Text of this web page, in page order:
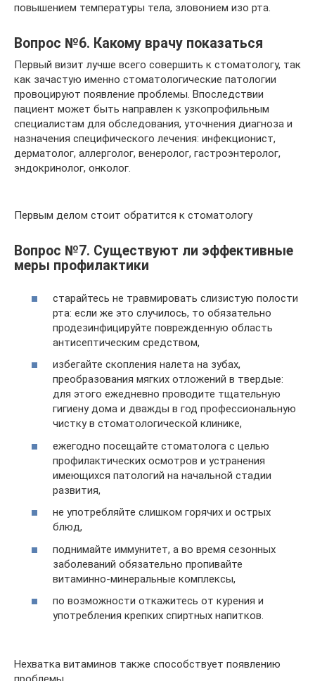
повышением температуры тела, зловонием изо рта.
Вопрос №6. Какому врачу показаться
Первый визит лучше всего совершить к стоматологу, так
как зачастую именно стоматологические патологии
провоцируют появление проблемы. Впоследствии
пациент может быть направлен к узкопрофильным
специалистам для обследования, уточнения диагноза и
назначения специфического лечения: инфекционист,
дерматолог, аллерголог, венеролог, гастроэнтеролог,
эндокринолог, онколог.
Первым делом стоит обратится к стоматологу
Вопрос №7. Существуют ли эффективные
меры профилактики
старайтесь не травмировать слизистую полости
рта: если же это случилось, то обязательно
продезинфицируйте поврежденную область
антисептическим средством,
избегайте скопления налета на зубах,
преобразования мягких отложений в твердые:
для этого ежедневно проводите тщательную
гигиену дома и дважды в год профессиональную
чистку в стоматологической клинике,
ежегодно посещайте стоматолога с целью
профилактических осмотров и устранения
имеющихся патологий на начальной стадии
развития,
не употребляйте слишком горячих и острых
блюд,
поднимайте иммунитет, а во время сезонных
заболеваний обязательно пропивайте
витаминно-минеральные комплексы,
по возможности откажитесь от курения и
употребления крепких спиртных напитков.
Нехватка витаминов также способствует появлению